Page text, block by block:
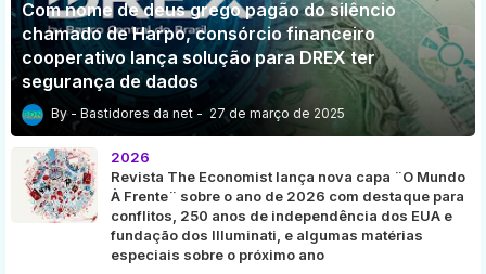
Com nome de deus grego pagão do silêncio
chamado de Harpo, consórcio financeiro
cooperativo lança solução para DREX ter
segurança de dados
Bastidores da net 27 de março de 2025
2026
Revista The Economist lança nova capa ¨O Mundo
À Frente¨ sobre o ano de 2026 com destaque para
conflitos, 250 anos de independência dos EUA e
fundação dos Illuminati, e algumas matérias
especiais sobre o próximo ano